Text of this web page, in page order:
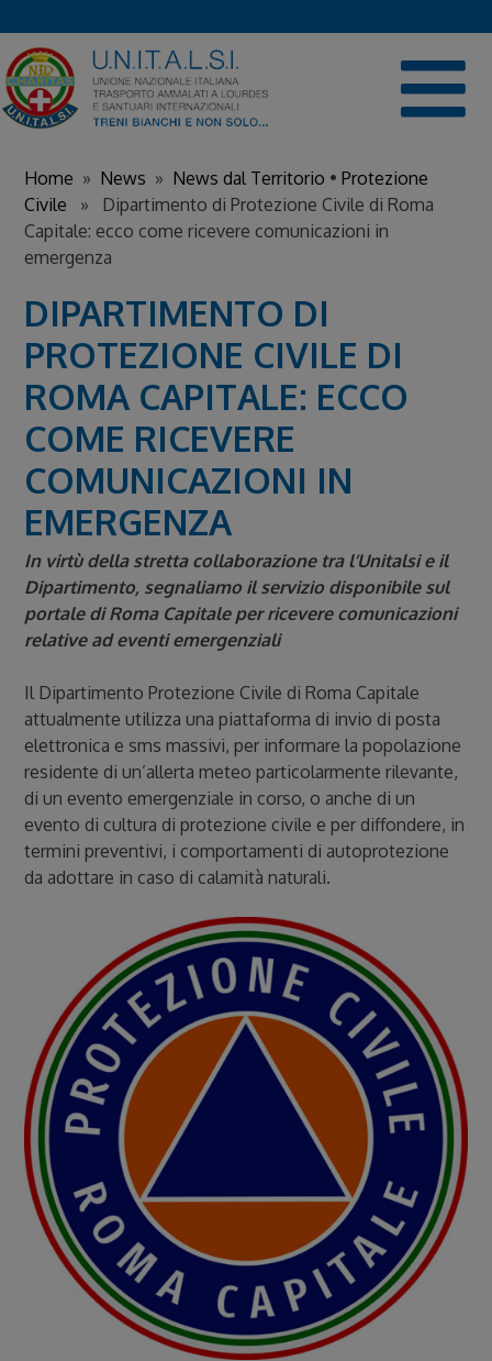
to
content
Home » News » News dal Territorio •Protezione
Civile » Dipartimento di Protezione Civile di Roma
Capitale: ecco come ricevere comunicazioni in
emergenza
DIPARTIMENTO DI
PROTEZIONE CIVILE DI
ROMA CAPITALE: ECCO
COME RICEVERE
COMUNICAZIONI IN
EMERGENZA
In virtù della stretta collaborazione tra l’Unitalsi e il
Dipartimento, segnaliamo il servizio disponibile sul
portale di Roma Capitale per ricevere comunicazioni
relative ad eventi emergenziali
Il Dipartimento Protezione Civile di Roma Capitale
attualmente utilizza una piattaforma di invio di posta
elettronica e sms massivi, per informare la popolazione
residente di un’allerta meteo particolarmente rilevante,
di un evento emergenziale in corso, o anche di un
evento di cultura di protezione civile e per diffondere, in
termini preventivi, i comportamenti di autoprotezione
da adottare in caso di calamità naturali.